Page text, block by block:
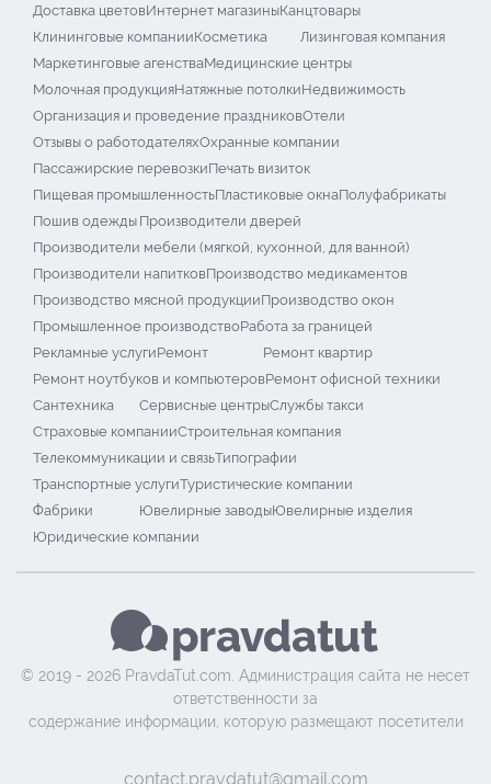
Доставка цветовИнтернет магазиныКанцтовары
Клининговые компанииКосметика
Лизинговая компания
Маркетинговые агенстваМедицинские центры
Молочная продукцияНатяжные потолкиНедвижимость
Организация и проведение праздниковОтели
Отзывы о работодателяхОхранные компании
Пассажирские перевозкиПечать визиток
Пищевая промышленностьПластиковые окнаПолуфабрикаты
Пошив одежды Производители дверей
Производители мебели (мягкой, кухонной, для ванной)
Производители напитковПроизводство медикаментов
Производство мясной продукцииПроизводство окон
Промышленное производствоРабота за границей
Рекламные услугиРемонт
Ремонт квартир
Ремонт ноутбуков и компьютеровРемонт офисной техники
Сантехника
Сервисные центрыСлужбы такси
Страховые компанииСтроительная компания
Телекоммуникации и связьТипографии
Транспортные услугиТуристические компании
Фабрики
Ювелирные заводыЮвелирные изделия
Юридические компании
© 2019 - 2026 PravdaTut.com. Администрация сайта не несет
ответственности за
содержание информации, которую размещают посетители
contact.pravdatut@gmail.com